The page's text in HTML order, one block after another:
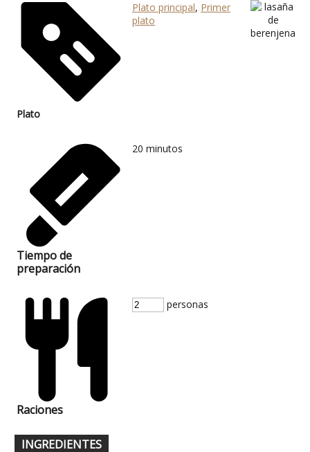
Plato
Plato principal, Primer
plato
Tiempo de
preparación
20 minutos
Raciones
personas
INGREDIENTES